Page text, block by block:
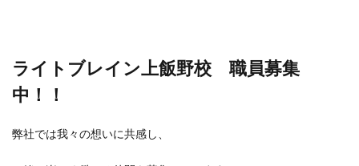
ライトブレイン上飯野校 職員募集
中！！
弊社では我々の想いに共感し、